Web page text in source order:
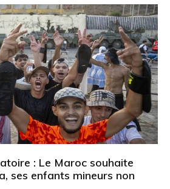
: Le Maroc souhaite
ses enfants mineurs non